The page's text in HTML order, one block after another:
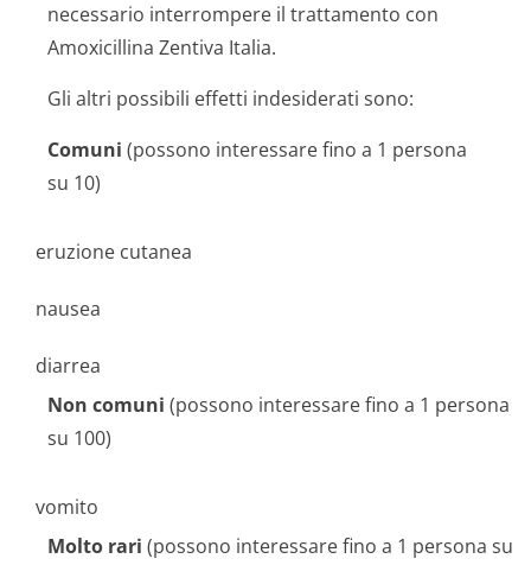
necessario interrompere il trattamento con
Amoxicillina Zentiva Italia.
Gli altri possibili effetti indesiderati sono:
Comuni (possono interessare fino a 1 persona
su 10)
eruzione cutanea
nausea
diarrea
Non comuni (possono interessare fino a 1 persona
su 100)
vomito
Molto rari (possono interessare fino a 1 persona su